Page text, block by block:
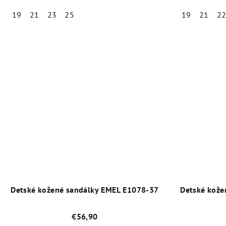
19
21 23 25
19
21 22
Detské kožené sandálky EMEL E1078-37
€56,90
Detské